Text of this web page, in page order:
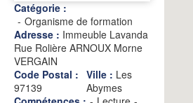
Catégorie :
Organisme de formation
Adresse : Immeuble Lavanda
Rue Rolière ARNOUX Morne
VERGAIN
Code Postal :
97139
Ville : Les
Abymes